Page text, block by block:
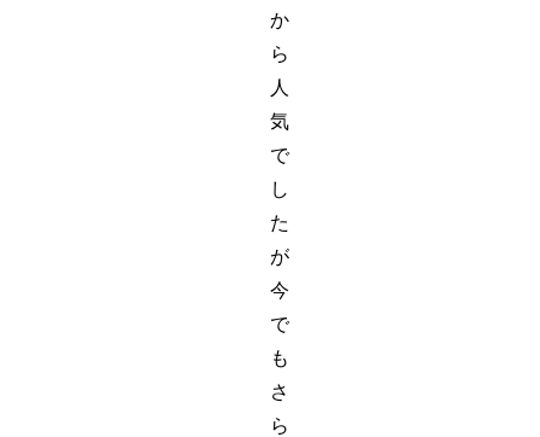
か
ら
人
気
で
し
た
が
今
で
も
さ
ら